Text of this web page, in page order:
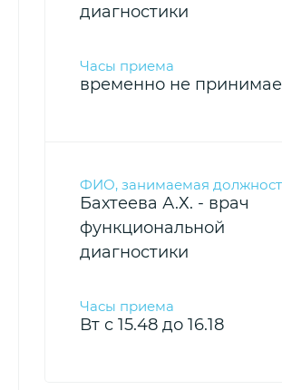
диагностики
временно не
Бахтеева А.Х. - врач
функциональной
диагностики
Вт с 15.48 до 16.18